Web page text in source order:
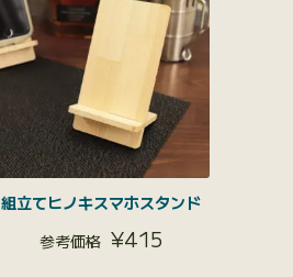
組立てヒノキスマホスタンド
¥415